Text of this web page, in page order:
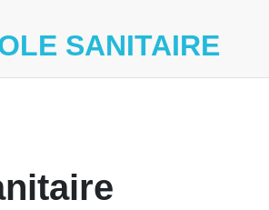
SANITAIRE